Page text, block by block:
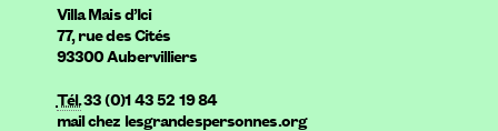
Villa Mais d’Ici
77, rue des Cités
93300Aubervilliers
Tél.33 (0)1 43 52 19 84
mailchez lesgrandespersonnes.org